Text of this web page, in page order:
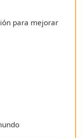
para mejorar